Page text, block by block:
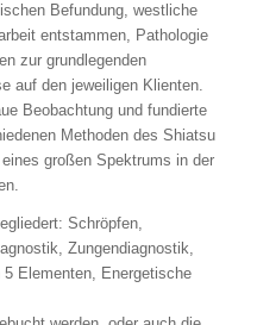
Befundung, westliche
entstammen, Pathologie
zur grundlegenden
auf den jeweiligen Klienten.
Beobachtung und fundierte
Methoden des Shiatsu
großen Spektrums in der
Schröpfen,
Zungendiagnostik,
Elementen, Energetische